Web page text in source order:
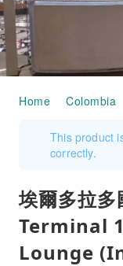
Home Colombia
This product
correctly.
埃爾多拉
Terminal
Lounge